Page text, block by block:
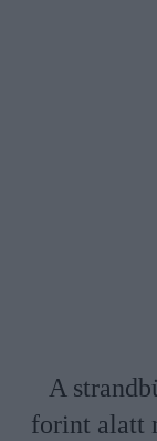
A
forint alatt